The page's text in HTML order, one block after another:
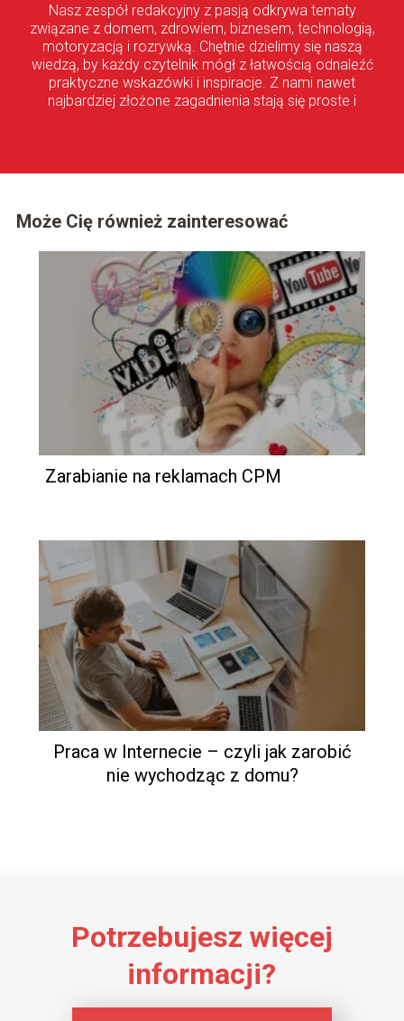
Nasz zespół redakcyjny z pasją odkrywa tematy
związane z domem, zdrowiem, biznesem, technologią,
motoryzacją i rozrywką. Chętnie dzielimy się naszą
wiedzą, by każdy czytelnik mógł z łatwością odnaleźć
praktyczne wskazówki i inspiracje. Z nami nawet
najbardziej złożone zagadnienia stają się proste i
Może Cię również zainteresować
Zarabianie na reklamach CPM
Praca w Internecie – czyli jak zarobić
nie wychodząc z domu?
Potrzebujesz więcej
informacji?